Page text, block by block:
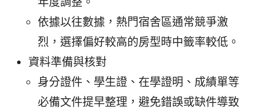
依據以往數據，熱門宿舍區通常競爭激
烈，選擇偏好較高的房型時中籤率較低。
資料準備與核對
身分證件、學生證、在學證明、成績單等
必備文件提早整理，避免錯誤或缺件導致